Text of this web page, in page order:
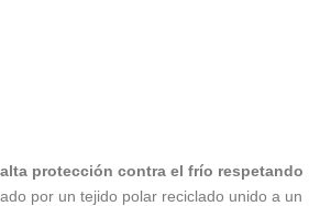
alta protección contra el frío respetando
por un tejido polar reciclado unido a un